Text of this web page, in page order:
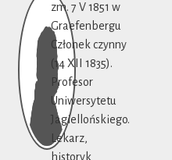
zm. 7 V 1851 w
Graefenbergu
Członek czynny
(14 XII 1835).
Profesor
Uniwersytetu
Jagiellońskiego.
Lekarz,
historyk